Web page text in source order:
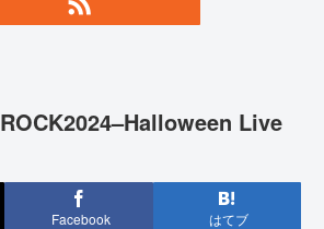
Live
Facebook はてブ